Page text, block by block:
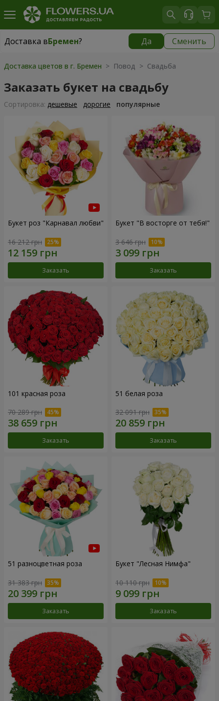
Доставка вБремен? Да Сменить
Доставка вБремен|
Доставка цветов в г. Бремен > Повод > Свадьба
Заказать букет на свадьбу
Cортировка: дешевые дорогие популярные
Букет роз "Карнавал любви"
16 212 грн
Заказать
Букет "В восторге от тебя!"
3 646 грн
Заказать
101 красная роза
70 289 грн
Заказать
51 белая роза
32 091 грн
Заказать
51 разноцветная роза
31 383 грн
Заказать
Букет "Лесная Нимфа"
10 110 грн
Заказать